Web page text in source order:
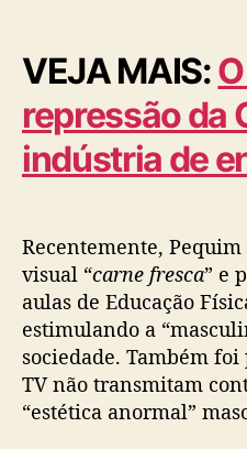
VEJA MAIS:
repressão da
indústria de
Recentemente,
visual “carne fresca” e
aulas de Educação
estimulando a
sociedade. Também
TV não transmitam
“estética anormal”